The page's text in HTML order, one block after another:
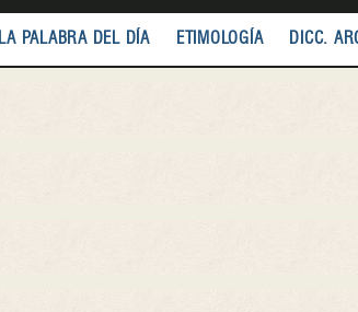
LA PALABRA DEL DÍA ETIMOLOGÍA DICC.